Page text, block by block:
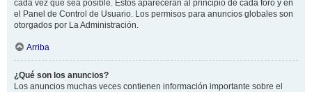
cada vez que sea posible. Éstos aparecerán al principio de cada foro y en
el Panel de Control de Usuario. Los permisos para anuncios globales son
otorgados por La Administración.
Arriba
¿Qué son los anuncios?
Los anuncios muchas veces contienen información importante sobre el